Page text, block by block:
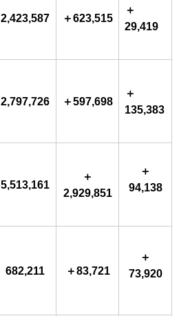
2,423,587 ＋623,515
＋
29,419
2,797,726 ＋597,698
＋
135,383
5,513,161
＋
2,929,851
＋
94,138
682,211 ＋83,721
＋
73,920